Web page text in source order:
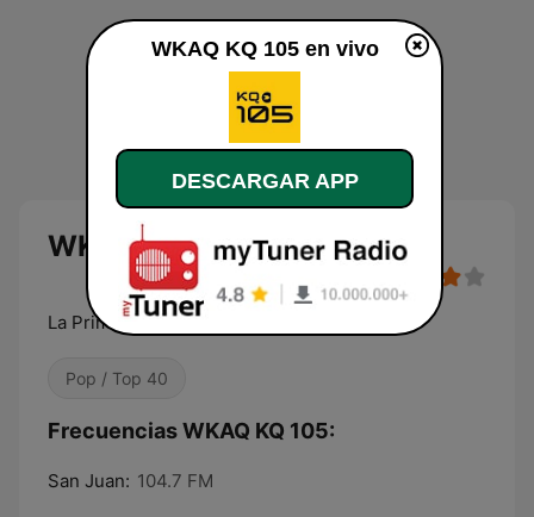
WKAQ KQ 105
La Primera
Pop / Top 40
Frecuencias WKAQ KQ 105:
San Juan: 104.7 FM
WKAQ KQ 105 en vivo
DESCARGAR APP